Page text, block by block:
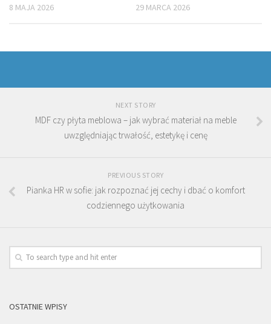
8 MAJA 2026 29 MARCA 2026
NEXT STORY
MDF czy płyta meblowa – jak wybrać materiał na meble
uwzględniając trwałość, estetykę i cenę
PREVIOUS STORY
Pianka HR w sofie: jak rozpoznać jej cechy i dbać o komfort
codziennego użytkowania
OSTATNIE WPISY